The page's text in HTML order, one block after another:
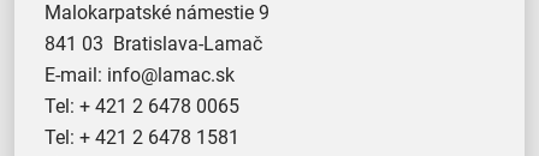
Malokarpatské námestie 9
841 03 Bratislava-Lamač
E-mail: info@lamac.sk
Tel: + 421 2 6478 0065
Tel: + 421 2 6478 1581